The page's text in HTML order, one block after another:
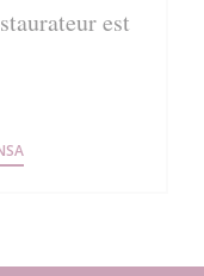
est
((ABRE NUMA NOVA